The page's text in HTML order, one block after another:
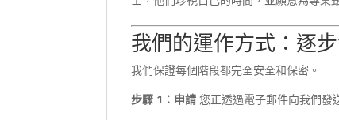
我們的運作方式：逐
我們保證每個階段都完全安全和保密。
步驟 1：申請 您正透過電子郵件向我們發